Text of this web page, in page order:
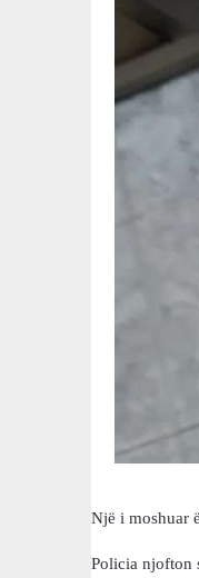
Një i moshuar
Policia njofton